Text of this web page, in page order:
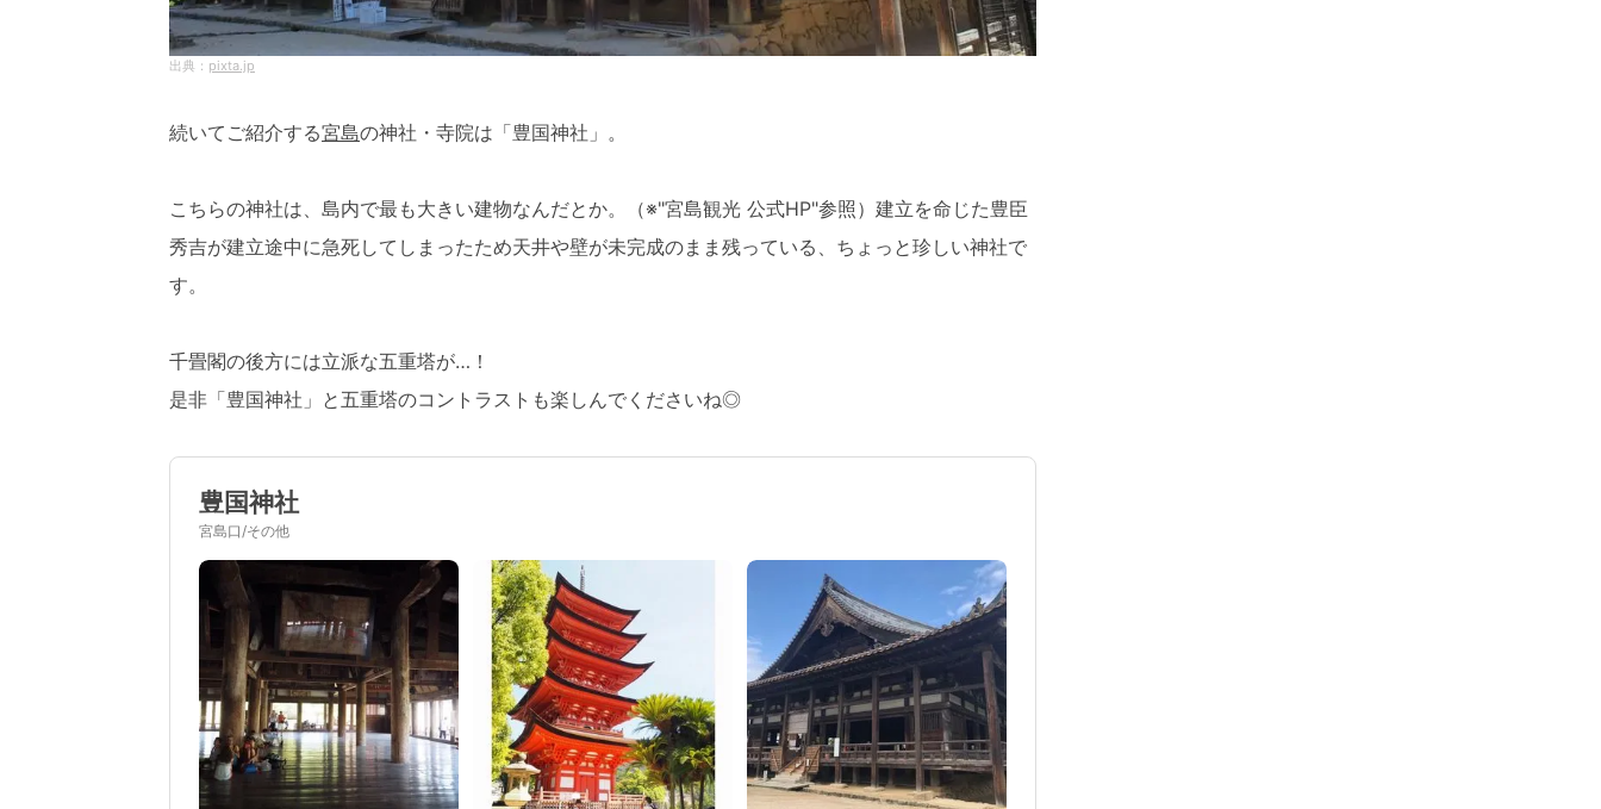
pixta.jp
続いてご紹介する宮島の神社・寺院は「豊国神社」。
こちらの神社は、島内で最も大きい建物なんだとか。（※"宮島観光 公式HP"参照）建立を命じた豊臣
秀吉が建立途中に急死してしまったため天井や壁が未完成のまま残っている、ちょっと珍しい神社で
す。
千畳閣の後方には立派な五重塔が…！
是非「豊国神社」と五重塔のコントラストも楽しんでくださいね◎
豊国神社
宮島口/その他